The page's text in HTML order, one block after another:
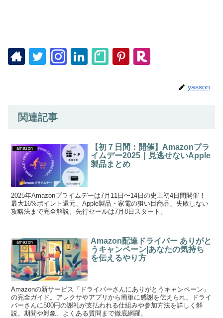
yasson
関連記事
amazon
【初７日間：開催】Amazonプラ
イムデー2025｜見逃せないApple
製品まとめ
2025年Amazonプライムデーは7月11日〜14日の史上初4日間開催！
最大16%ポイント還元、Apple製品・家電の狙い目商品、失敗しない
攻略法まで完全解説。先行セールは7月8日スタート。
amazon
Amazon配達ドライバー ありがと
うキャンペーン|あなたの気持ち
を伝えるやり方
Amazonの新サービス「ドライバーさんにありがとうキャンペーン」
の完全ガイド。アレクサやアプリから簡単に感謝を伝えられ、ドライ
バーさんに500円の謝礼が支払われる仕組みや参加方法を詳しく解
説。期間や対象、よくある質問まで徹底網羅。